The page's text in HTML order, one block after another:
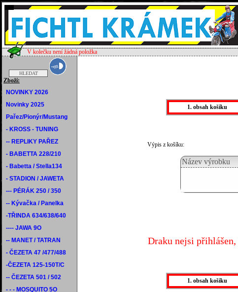
V kolečku není žádná položka
Zboží:
NOVINKY 2026
Novinky 2025
Pařez/Pionýr/Mustang
- KROSS - TUNING
-- REPLIKY PAŘEZ
- BABETTA 228/210
- Babetta / Stella134
- STADION / JAWETA
--- PÉRÁK 250 / 350
-- Kývačka / Panelka
-TŘINDA 634/638/640
---- JAWA 9O
-- MANET / TATRAN
- ČEZETA 47 /477/488
-ČEZETA 125-150T/C
-- ČEZETA 501 / 502
- - - MOSQUITO 5O
1. obsah košíku
Výpis z košíku:
Název výrobku
Draku nejsi přihlášen,
1. obsah košíku